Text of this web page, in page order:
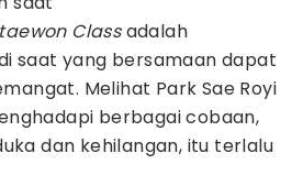
Classadalah
saat yang bersamaan dapat
Melihat Park Sae Royi
berbagai cobaan,
dan kehilangan, itu terlalu